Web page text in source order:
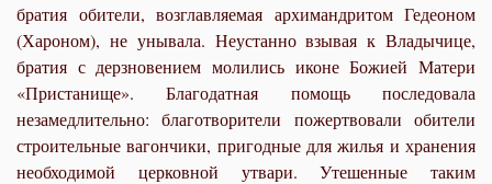
братия обители, возглавляемая архимандритом Гедеоном
(Хароном), не унывала. Неустанно взывая к Владычице,
братия с дерзновением молились иконе Божией Матери
«Пристанище». Благодатная помощь последовала
незамедлительно: благотворители пожертвовали обители
строительные вагончики, пригодные для жилья и хранения
необходимой церковной утвари. Утешенные таким